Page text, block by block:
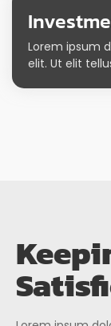
Lorem ipsum
elit. Ut elit